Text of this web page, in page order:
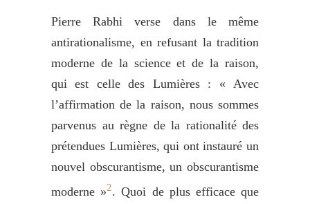
Pierre Rabhi verse dans le même
antirationalisme, en refusant la tradition
moderne de la science et de la raison,
qui est celle des Lumières : « Avec
l’affirmation de la raison, nous sommes
parvenus au règne de la rationalité des
prétendues Lumières, qui ont instauré un
nouvel obscurantisme, un obscurantisme
moderne »2. Quoi de plus efficace que